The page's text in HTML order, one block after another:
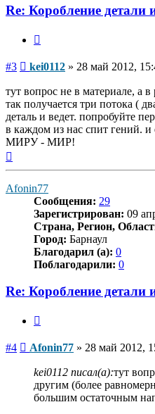
Re: Коробление детали
#3 Сообщение
kei0112 » 28 май 2012,
тут вопрос не в материале, а
так получается три потока (
деталь и ведет. попробуйте
в каждом из нас спит гений.
МИРУ - МИР!
Afonin77
Сообщения: 29
Зарегистрирован: 09
Страна, Регион,
Город: Барнаул
Благодарил (а): 0
Поблагодарили: 0
Re: Коробление детали
#4 Сообщение
Afonin77 » 28 май 2012,
kei0112 писал(а):тут
другим (более
большим остаточным